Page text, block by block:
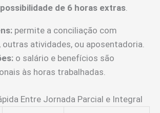
de 6 horas extras.
permite a conciliação com
outras atividades, ou aposentadoria.
o salário e benefícios são
às horas trabalhadas.
Entre Jornada Parcial e Integral